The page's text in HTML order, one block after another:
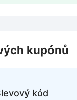
kupónů
kód